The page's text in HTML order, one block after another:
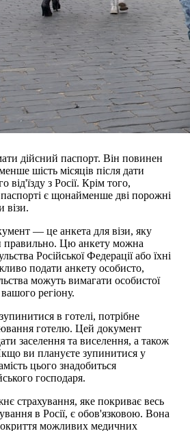
дійсний паспорт. Він повинен
шість місяців після дати
від'їзду з Росії. Крім того,
є щонайменше дві порожні
візи.
— це анкета для візи, яку
правильно. Цю анкету можна
Російської Федерації або їхні
подати анкету особисто,
можуть вимагати особистої
вашого регіону.
в готелі, потрібне
готелю. Цей документ
заселення та виселення, а також
ви плануєте зупинитися у
цього знадобиться
господаря.
страхування, яке покриває весь
в Росії, є обов'язковою. Вона
можливих медичних